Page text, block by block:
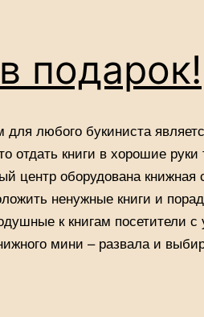
подарок!
любого букиниста
отдать книги в хорошие
центр оборудована книжная
ненужные книги и
к книгам посетители с
мини – развала и